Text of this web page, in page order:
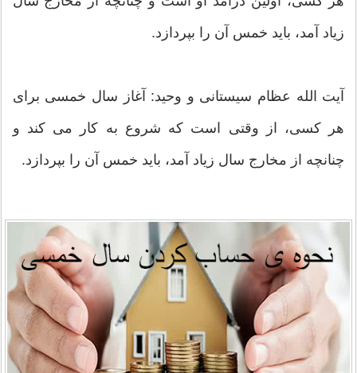
زياد آمد، بايد خمس آن را بپردازد.
آیت الله عظام سيستانى و وحيد: آغاز سال خمسى براى
هر كسى، از وقتى است كه شروع به كار مى كند و
چنانچه از مخارج سال زياد آمد، بايد خمس آن را بپردازد.